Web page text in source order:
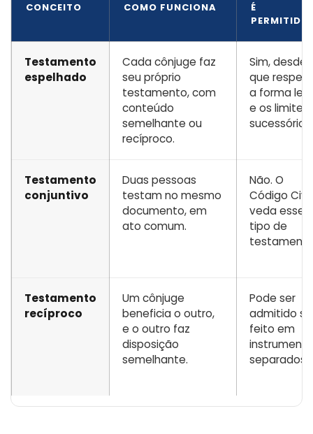
CONCEITO COMO FUNCIONA
É
Testamento
espelhado
Cada cônjuge faz
seu próprio
testamento, com
conteúdo
semelhante ou
recíproco.
Sim, desde
que
a forma
e os limites
sucessórios.
Testamento
conjuntivo
Duas pessoas
testam no mesmo
documento, em
ato comum.
Não. O
Código Civil
veda esse
tipo de
Testamento
recíproco
Um cônjuge
beneficia o outro,
e o outro faz
disposição
semelhante.
Pode ser
admitido se
feito em
separados.